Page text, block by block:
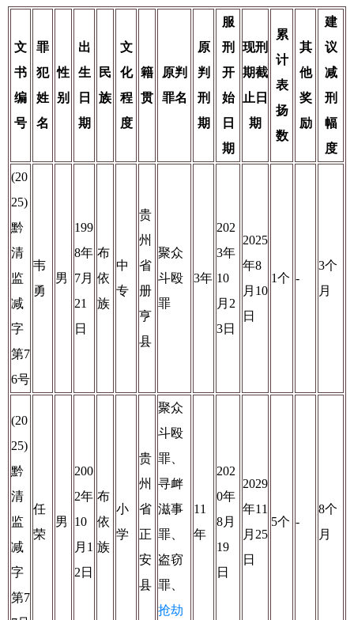
文
书
编
号
罪
犯
姓
名
性
别
出
生
日
期
民
族
文
化
程
度
籍
贯
原判
罪名
原
判
刑
期
服
刑
开
始
日
期
现刑
期截
止日
期
累
计
表
扬
数
其
他
奖
励
建
议
减
刑
幅
度
(20
25)
黔
清
监
减
字
第7
6号
韦
勇
男
199
8年
7月
21
日
布
依
族
中
专
贵
州
省
册
亨
县
聚众
斗殴
罪
3年
202
3年
10
月2
3日
2025
年8
月10
日
1个 -
3个
月
(20
25)
黔
清
监
减
字
第7
任
荣
男
200
2年
10
月1
2日
布
依
族
小
学
贵
州
省
正
安
县
聚众
斗殴
罪、
寻衅
滋事
罪、
盗窃
罪、
抢劫
11
年
202
0年
8月
19
日
2029
年11
月25
日
5个 -
8个
月